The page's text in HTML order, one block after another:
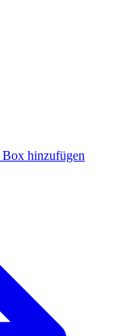
hinzufügen